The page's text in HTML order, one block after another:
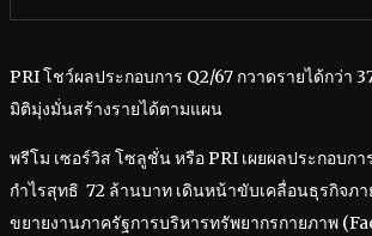
PRI โชว์ผลประกอบการ Q2/67 กวาดรายได้กว่า
มิติมุ่งมั่นสร้างรายได้ตามแผน
พรีโม เซอร์วิส โซลูชั่น หรือ PRI เผยผลประกอบก
กำไรสุทธิ 72 ล้านบาท เดินหน้าขับเคลื่อนธุรกิจ
ขยายงานภาครัฐการบริหารทรัพยากรกายภาพ